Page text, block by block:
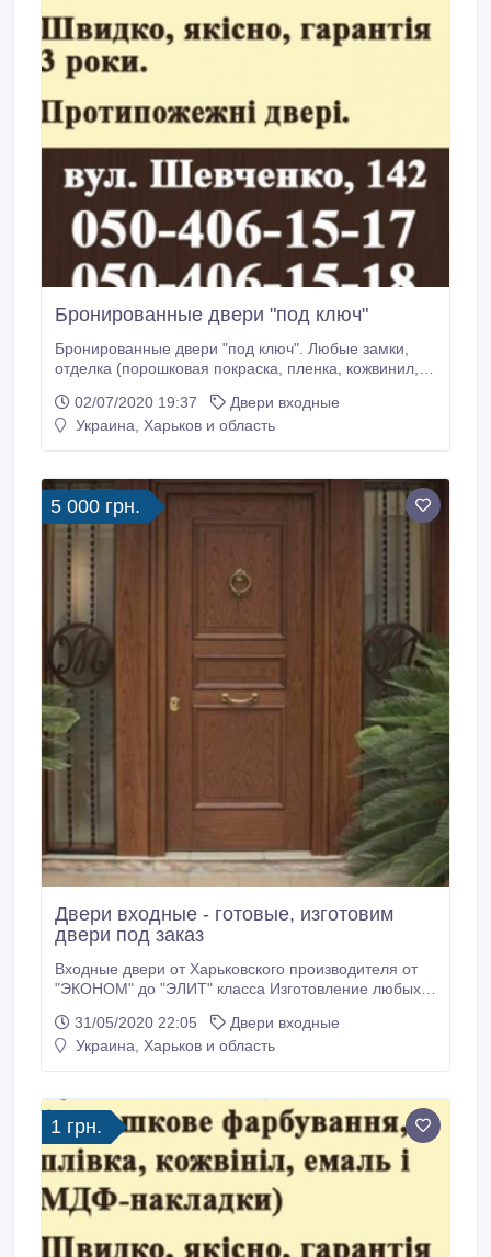
Бронированные двери "под ключ"
Бронированные двери "под ключ". Любые замки,
отделка (порошковая покраска, пленка, кожвинил,
гарантия 3 года. Противопожарные двери. Тел.:
050-406-15-17, 050-406-15-18. Менеджер..
02/07/2020 19:37
Двери входные
Украина, Харьков и область
5 000 грн.
Двери входные - готовые, изготовим
двери под заказ
Входные двери от Харьковского производителя от
"ЭКОНОМ" до "ЭЛИТ" класса Изготовление любых
готовые двери в выставочном зале. Наши двери -
залог вашей безопасности! Гарантия качества.
31/05/2020 22:05
Двери входные
Украина, Харьков и область
1 грн.